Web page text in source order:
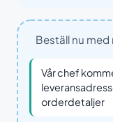
Beställ nu
Vår chef
orderdetaljer